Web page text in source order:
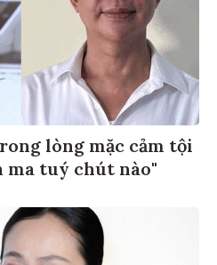
lòng mặc cảm tội
tuý chút nào"